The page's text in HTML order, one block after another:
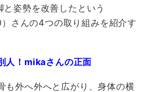
と姿勢を改善したという
さんの4つの取り組みを紹介す
人！mikaさんの正面
も外へ外へと広がり、身体の横